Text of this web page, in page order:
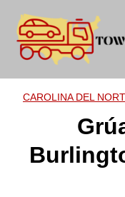
content
CAROLINA DEL